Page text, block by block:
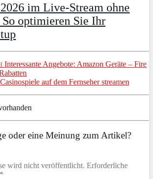
im Live-Stream ohne
optimieren Sie Ihr
Interessante Angebote: Amazon Geräte – Fire
Casinospiele auf dem Fernseher streamen
oder eine Meinung zum Artikel?
wird nicht veröffentlicht. Erforderliche